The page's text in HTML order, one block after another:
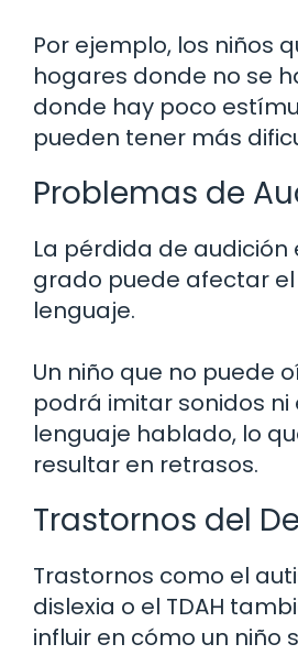
Por ejemplo, los niños
hogares donde no se
donde hay poco
pueden tener más
Problemas de
La pérdida de audición
grado puede afectar
lenguaje.
Un niño que no puede
podrá imitar sonidos
lenguaje hablado, lo
resultar en retrasos.
Trastornos del
Trastornos como el
dislexia o el TDAH
influir en cómo un niño